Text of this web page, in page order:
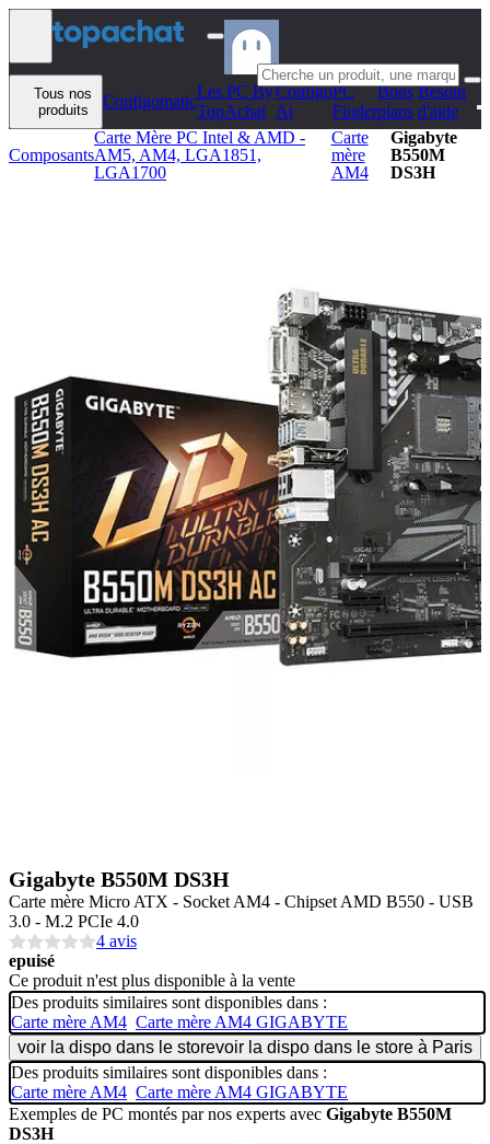
Aller au contenu
Tous nos
produits
Configomatic
Les PC By
TopAchat
Configo
Ai
PC
Finder
Bons
plans
Besoin
d'aide
Composants
Carte Mère PC Intel & AMD -
AM5, AM4, LGA1851,
LGA1700
Carte
mère
AM4
Gigabyte
B550M
DS3H
Gigabyte B550M DS3H
Carte mère Micro ATX - Socket AM4 - Chipset AMD B550 - USB
3.0 - M.2 PCIe 4.0
4 avis
epuisé
Ce produit n'est plus disponible à la vente
Des produits similaires sont disponibles dans :
Carte mère AM4 Carte mère AM4 GIGABYTE
voir la dispo dans le storevoir la dispo dans le store à Paris
Des produits similaires sont disponibles dans :
Carte mère AM4 Carte mère AM4 GIGABYTE
Exemples de PC montés par nos experts avec Gigabyte B550M
DS3H